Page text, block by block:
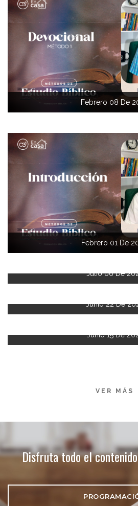
Febrero 08 De
Febrero 01 De
Julio 06 De
Junio 22 De
Junio 15 De
VER MÁS
Disfruta todo el